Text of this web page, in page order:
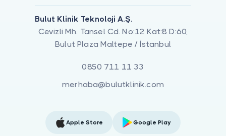
Bulut Klinik Teknoloji A.Ş.
Cevizli Mh. Tansel Cd. No:12 Kat:8 D:60,
Bulut Plaza Maltepe / İstanbul
0850 711 11 33
merhaba@bulutklinik.com
Apple Store Google Play